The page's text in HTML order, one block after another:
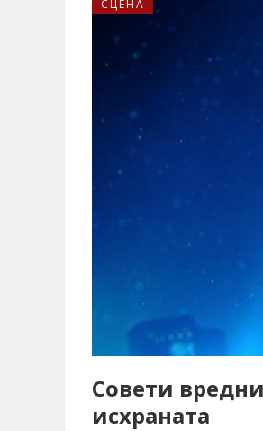
СЦЕНА
Совети
исхраната